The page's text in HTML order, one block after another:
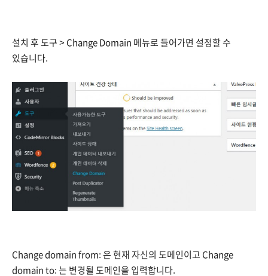
설치 후 도구 > Change Domain 메뉴로 들어가면 설정할 수
있습니다.
Change domain from: 은 현재 자신의 도메인이고 Change
domain to: 는 변경될 도메인을 입력합니다.